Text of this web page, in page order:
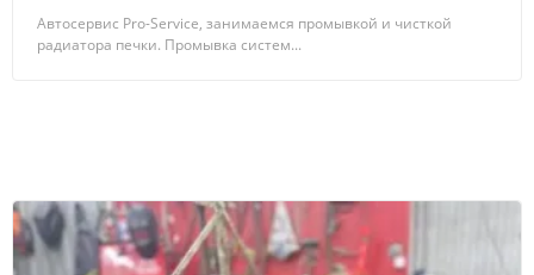
Автосервис Pro-Service, занимаемся промывкой и чисткой
радиатора печки. Промывка систем...